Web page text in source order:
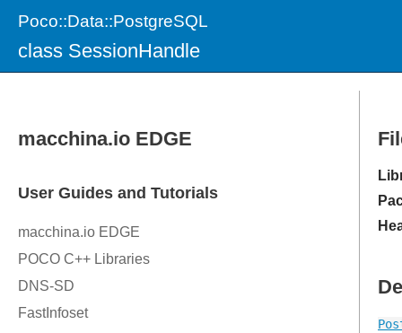
Poco::Data::PostgreSQL
class SessionHandle